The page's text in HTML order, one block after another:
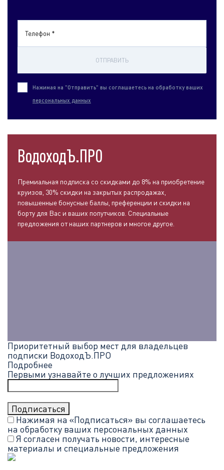
Телефон *
ОТПРАВИТЬ
Нажимая на "Отправить" вы соглашаетесь на обработку ваших
персональных данных
ВодоходЪ.ПРО
Премиальная подписка со скидками до 8% на приобретение
круизов, 30% скидки на закрытых распродажах,
повышенные бонусные баллы, преференции и скидки на
борту для Вас и ваших попутчиков. Специальные
предложения от наших партнеров и многое другое.
Приоритетный выбор мест для владельцев
подписки ВодоходЪ.ПРО
Подробнее
Первыми узнавайте о лучших предложениях
Нажимая на «Подписаться» вы соглашаетесь
на обработку ваших персональных данных
Я согласен получать новости, интересные
материалы и специальные предложения